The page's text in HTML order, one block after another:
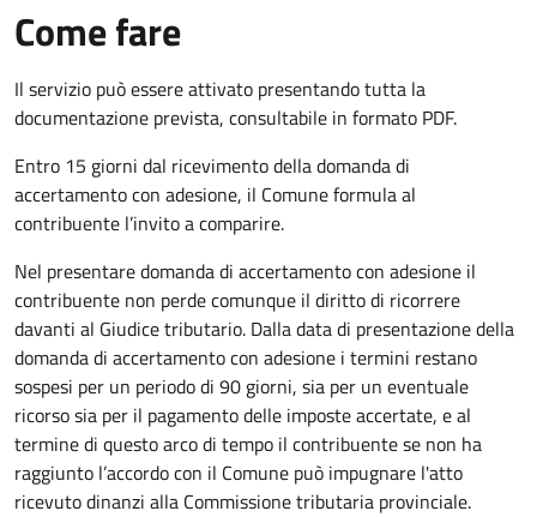
Come fare
Il servizio può essere attivato presentando tutta la
documentazione prevista, consultabile in formato PDF.
Entro 15 giorni dal ricevimento della domanda di
accertamento con adesione, il Comune formula al
contribuente l’invito a comparire.
Nel presentare domanda di accertamento con adesione il
contribuente non perde comunque il diritto di ricorrere
davanti al Giudice tributario. Dalla data di presentazione della
domanda di accertamento con adesione i termini restano
sospesi per un periodo di 90 giorni, sia per un eventuale
ricorso sia per il pagamento delle imposte accertate, e al
termine di questo arco di tempo il contribuente se non ha
raggiunto l’accordo con il Comune può impugnare l'atto
ricevuto dinanzi alla Commissione tributaria provinciale.